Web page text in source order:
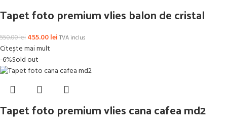
Tapet foto premium vlies balon de cristal
550.00lei 455.00lei TVA inclus
Citește mai mult
-6%Sold out
Tapet foto premium vlies cana cafea md2